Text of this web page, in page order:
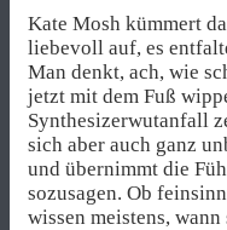
Kate Mosh kümmert
liebevoll auf, es
Man denkt, ach, wie
jetzt mit dem Fuß
Synthesizerwutanfall
sich aber auch ganz
und übernimmt die
sozusagen. Ob
wissen meistens,